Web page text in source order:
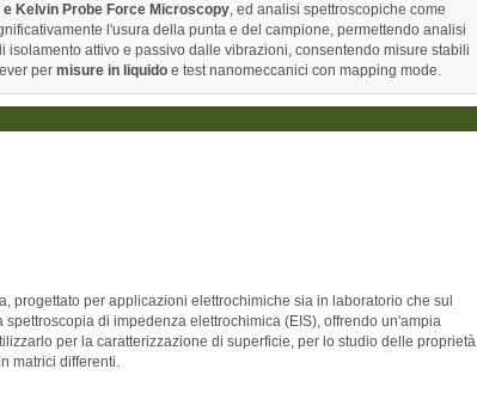
Kelvin Probe Force Microscopy, ed analisi spettroscopiche come
l'usura della punta e del campione, permettendo analisi
attivo e passivo dalle vibrazioni, consentendo misure stabili
per misure in liquido e test nanomeccanici con mapping mode.
progettato per applicazioni elettrochimiche sia in laboratorio che sul
di impedenza elettrochimica (EIS), offrendo un'ampia
per la caratterizzazione di superficie, per lo studio delle proprietà
matrici differenti.